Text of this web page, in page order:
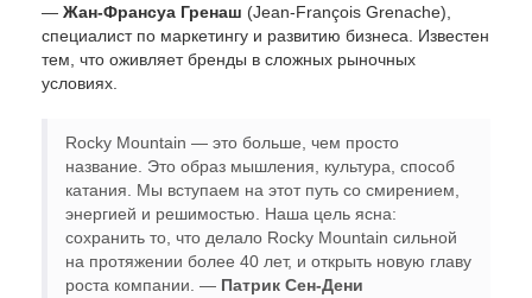
— Жан-Франсуа Гренаш (Jean-François Grenache),
специалист по маркетингу и развитию бизнеса. Известен
тем, что оживляет бренды в сложных рыночных
условиях.
Rocky Mountain — это больше, чем просто
название. Это образ мышления, культура, способ
катания. Мы вступаем на этот путь со смирением,
энергией и решимостью. Наша цель ясна:
сохранить то, что делало Rocky Mountain сильной
на протяжении более 40 лет, и открыть новую главу
роста компании. — Патрик Сен-Дени